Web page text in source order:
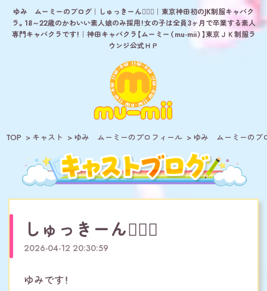
ゆみ ムーミーのブログ｜しゅっきーん🧝🏻‍♀️｜東京神田初のJK制服キャバク
ラ。18～22歳のかわいい素人娘のみ採用！女の子は全員3ヶ月で卒業する素人
専門キャバクラです！｜神田キャバクラ【ムーミー（mu-mii）】東京ＪＫ制服ラ
ウンジ公式ＨＰ
TOP キャスト ゆみ ムーミーのプロフィール ゆみ ムーミーのブ
しゅっきーん🧝🏻‍♀️
2026-04-12 20:30:59
ゆみです！